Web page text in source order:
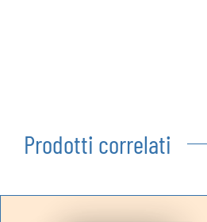
Prodotti correlati